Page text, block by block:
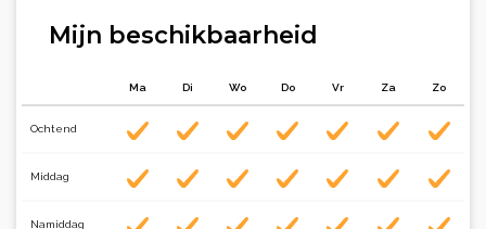
Mijn beschikbaarheid
Ma Di Wo Do Vr Za Zo
Ochtend
Middag
Namiddag